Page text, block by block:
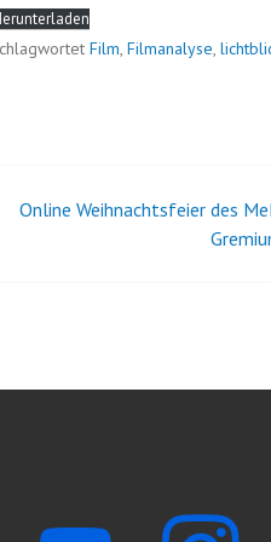
Film Filmanalyse
Online Weihnachtsfeier des